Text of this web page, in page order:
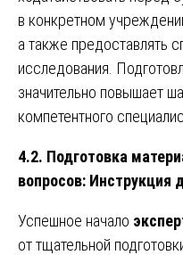
в конкретном
а также предоставлять
исследования.
значительно повышает
компетентного
4.2. Подготовка
вопросов: Инструкция
Успешное начало
от тщательной